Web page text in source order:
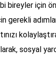
bireyler için
gerekli
sosyal